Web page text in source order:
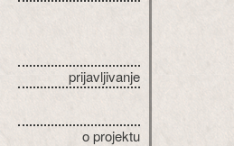
prijavljivanje
o projektu